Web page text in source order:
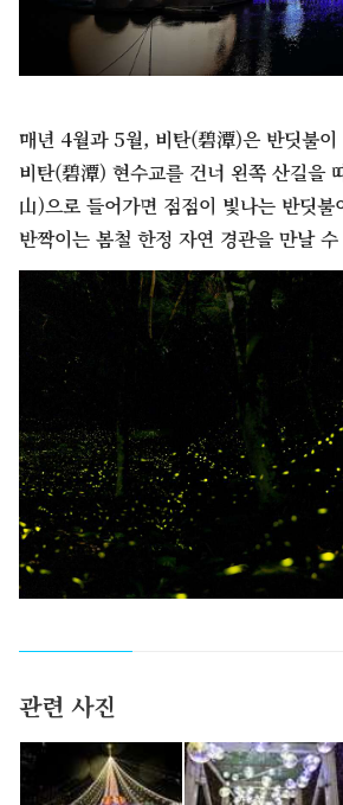
매년 4월과 5월, 비탄(碧潭)은 반딧불이
비탄(碧潭) 현수교를 건너 왼쪽 산길을
山)으로 들어가면 점점이 빛나는 반딧불
반짝이는 봄철 한정 자연 경관을 만날
관련 사진